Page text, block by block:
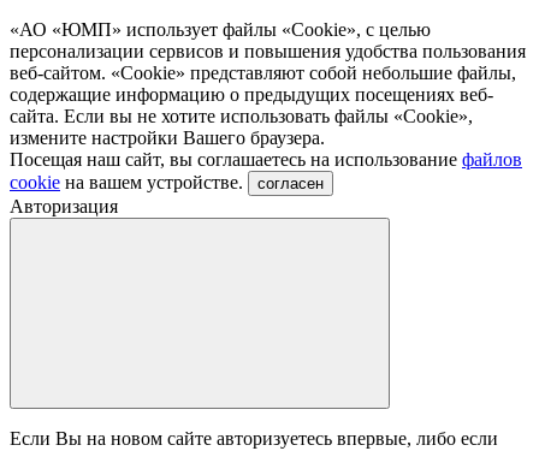
«АО «ЮМП» использует файлы «Сookie», с целью
персонализации сервисов и повышения удобства пользования
веб-сайтом. «Cookie» представляют собой небольшие файлы,
содержащие информацию о предыдущих посещениях веб-
сайта. Если вы не хотите использовать файлы «Сookie»,
измените настройки Вашего браузера.
Посещая наш сайт, вы соглашаетесь на использование файлов
cookie на вашем устройстве. согласен
Авторизация
Если Вы на новом сайте авторизуетесь впервые, либо если